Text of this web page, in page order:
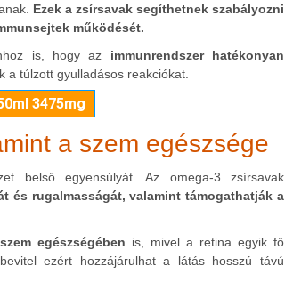
Ezek a zsírsavak segíthetnek szabályozni
működését.
is, hogy az immunrendszer hatékonyan
a túlzott gyulladásos reakciókat.
3475mg
a szem egészsége
belső egyensúlyát. Az omega-3 zsírsavak
és rugalmasságát, valamint támogathatják a
egészségében is, mivel a retina egyik fő
ezért hozzájárulhat a látás hosszú távú